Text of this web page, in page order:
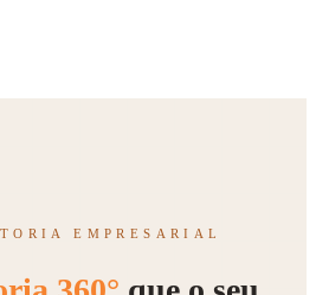
EMPRESARIAL